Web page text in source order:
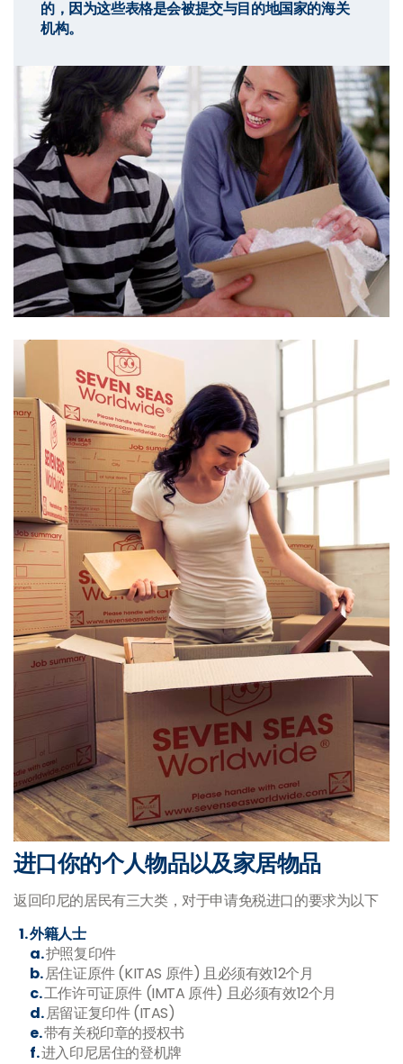
的，因为这些表格是会被提交与目的地国家的海关
机构。
进口你的个人物品以及家居物品
返回印尼的居民有三大类，对于申请免税进口的要求为以下
外籍人士
a.护照复印件
b.居住证原件 (KITAS 原件) 且必须有效12个月
c.工作许可证原件 (IMTA 原件) 且必须有效12个月
d.居留证复印件 (ITAS)
e.带有关税印章的授权书
f.进入印尼居住的登机牌